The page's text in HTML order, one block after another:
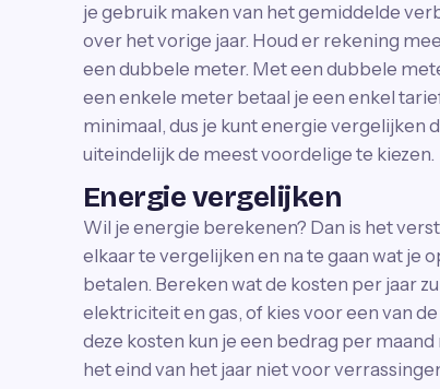
je gebruik maken van het gemiddelde
over het vorige jaar. Houd er rekening
een dubbele meter. Met een dubbele
een enkele meter betaal je een enkel
minimaal, dus je kunt energie vergelijken
uiteindelijk de meest voordelige te kiezen.
Energie vergelijken
Wil je energie berekenen? Dan is het
elkaar te vergelijken en na te gaan wat je
betalen. Bereken wat de kosten per jaar
elektriciteit en gas, of kies voor een van
deze kosten kun je een bedrag per
het eind van het jaar niet voor